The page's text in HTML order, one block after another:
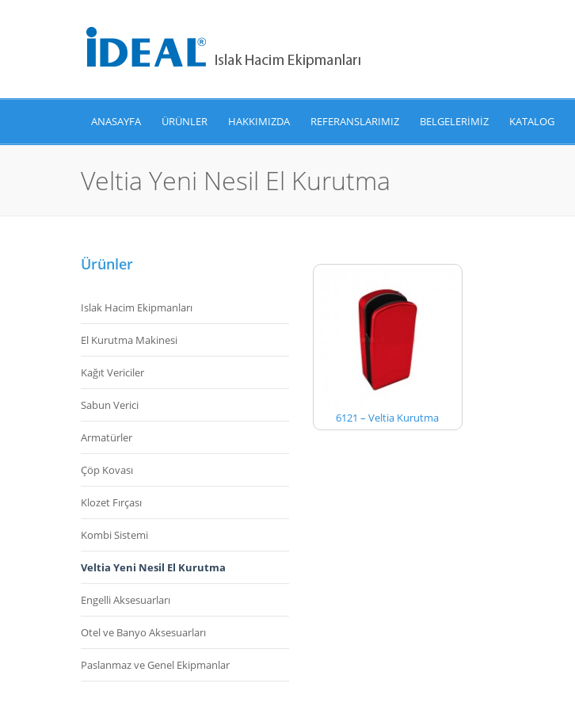
ANASAYFA ÜRÜNLER HAKKIMIZDA REFERANSLARIMIZ BELGELERIMIZ KATALOG
Veltia Yeni Nesil El Kurutma
Ürünler
Islak Hacim Ekipmanları
El Kurutma Makinesi
Kağıt Vericiler
Sabun Verici
Armatürler
Çöp Kovası
Klozet Fırçası
Kombi Sistemi
Veltia Yeni Nesil El Kurutma
Engelli Aksesuarları
Otel ve Banyo Aksesuarları
Paslanmaz ve Genel Ekipmanlar
6121 – Veltia Kurutma